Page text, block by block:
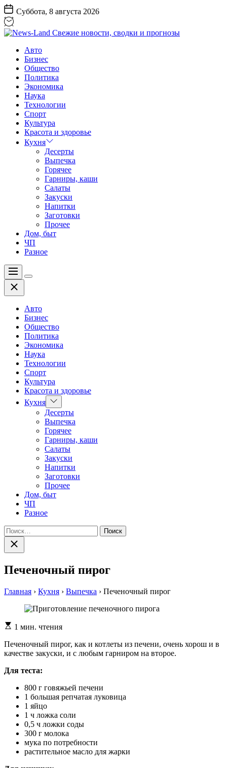
Перейти
к
содержанию
Суббота, 8 августа 2026
Land
Свежие
новости,
сводки
прогнозы
Авто
Бизнес
Общество
Политика
Экономика
Наука
Технологии
Спорт
Культура
Красота и здоровье
Кухня
Десерты
Выпечка
Горячее
Гарниры, каши
Салаты
Закуски
Напитки
Заготовки
Прочее
Дом, быт
ЧП
Разное
Меню
Цвет
Закрыть
Авто
Бизнес
Общество
Политика
Экономика
Наука
Технологии
Спорт
Культура
Красота и здоровье
Кухня Показать
подменю
Десерты
Выпечка
Горячее
Гарниры, каши
Салаты
Закуски
Напитки
Заготовки
Прочее
Дом, быт
ЧП
Разное
Найти:
Закрыть
поиск
Печеночный пирог
Главная › Кухня › Выпечка › Печеночный пирог
Расчетное
чтения
1 мин. чтения
Печеночный пирог, как и котлеты из печени, очень хорош и в
качестве закуски, и с любым гарниром на второе.
Для теста:
800 г говяжьей печени
1 большая репчатая луковица
1 яйцо
1 ч ложка соли
0,5 ч ложки соды
300 г молока
мука по потребности
растительное масло для жарки